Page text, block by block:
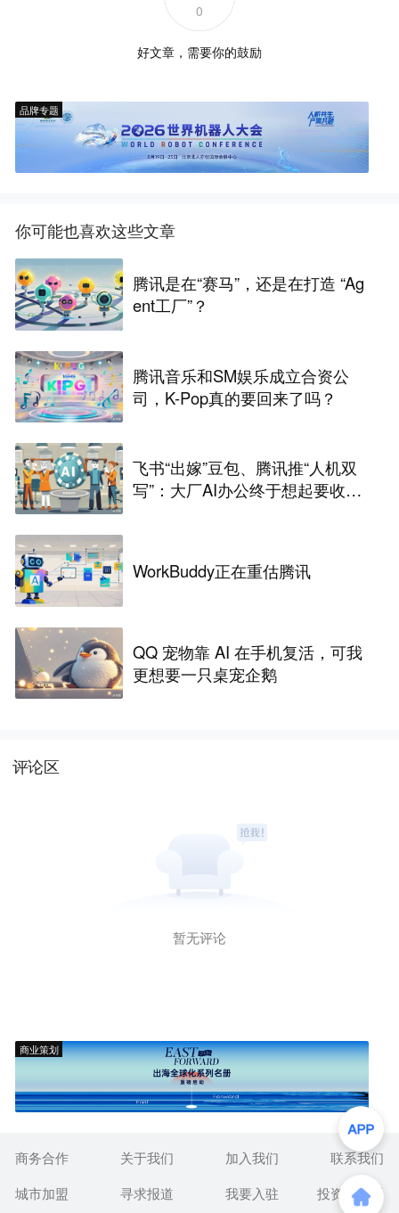
0
好文章，需要你的鼓励
品牌专题
你可能也喜欢这些文章
腾讯是在“赛马”，还是在打造 “Ag
ent工厂”？
腾讯音乐和SM娱乐成立合资公
司，K-Pop真的要回来了吗？
飞书“出嫁”豆包、腾讯推“人机双
写”：大厂AI办公终于想起要收费
WorkBuddy正在重估腾讯
QQ 宠物靠 AI 在手机复活，可我
更想要一只桌宠企鹅
评论区
暂无评论
商业策划
商务合作 关于我们 加入我们
联系我们
城市加盟
寻求报道 我要入驻 投资者关系